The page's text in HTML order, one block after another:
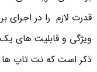
قدرت لازم را در اجرای
ویژگی و قابلیت های یک
ذکر است که نت تاپ ها